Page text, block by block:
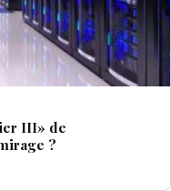
III» de
?